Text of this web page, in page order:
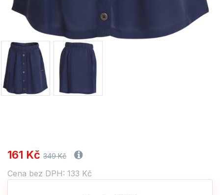
161 Kč 349 Kč
Cena bez DPH: 133 Kč